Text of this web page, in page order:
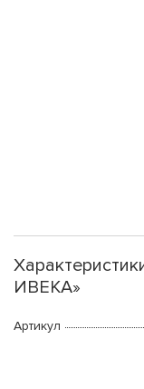
ИВЕКА»
Артикул